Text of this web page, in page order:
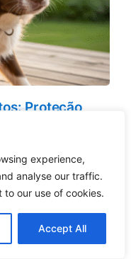
experience,
analyse our traffic.
to our use of cookies.
Accept All
Proteção
o seu Pet